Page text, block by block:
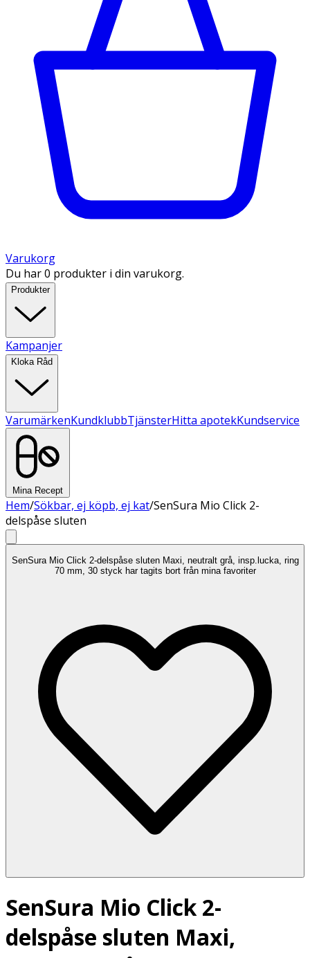
Varukorg
Du har 0 produkter i din varukorg.
Produkter
Kampanjer
Kloka Råd
VarumärkenKundklubbTjänsterHitta apotekKundservice
Mina Recept
Hem/Sökbar, ej köpb, ej kat/SenSura Mio Click 2-
delspåse sluten
SenSura Mio Click 2-delspåse sluten Maxi, neutralt grå, insp.lucka, ring
70 mm, 30 styck har tagits bort från mina favoriter
SenSura Mio Click 2-
delspåse sluten Maxi,